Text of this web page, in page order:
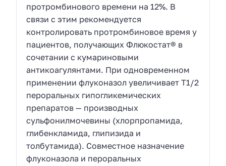
протромбинового времени на 12%. В
связи с этим рекомендуется
контролировать протромбиновое время у
пациентов, получающих Флюкостат® в
сочетании с кумариновыми
антикоагулянтами. При одновременном
применении флуконазол увеличивает T1/2
пероральных гипогликемических
препаратов — производных
сульфонилмочевины (хлорпропамида,
глибенкламида, глипизида и
толбутамида). Совместное назначение
флуконазола и пероральных